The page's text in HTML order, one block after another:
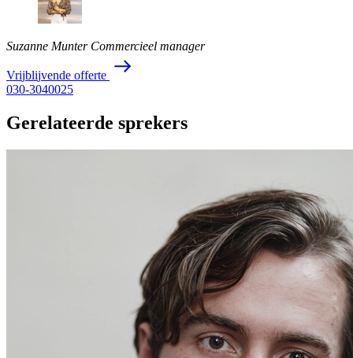
Suzanne Munter Commercieel manager
Vrijblijvende offerte
030-3040025
Gerelateerde sprekers